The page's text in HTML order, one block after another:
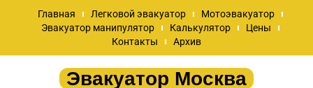
Главная Легковой эвакуатор
Мотоэвакуатор
Эвакуатор манипулятор
Калькулятор
Цены
Контакты
Архив
Эвакуатор Москва